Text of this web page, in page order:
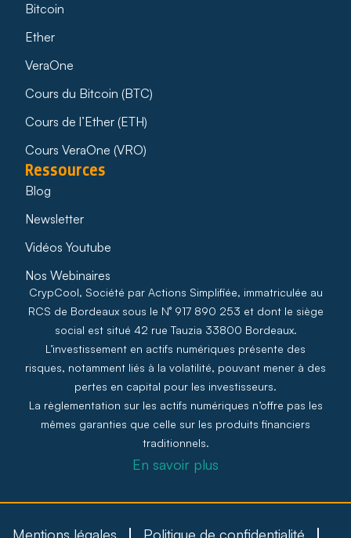
Bitcoin
Ether
VeraOne
Cours du Bitcoin (BTC)
Cours de l’Ether (ETH)
Cours VeraOne (VRO)
Ressources
Blog
Newsletter
Vidéos Youtube
Nos Webinaires
CrypCool, Société par Actions Simplifiée, immatriculée au
RCS de Bordeaux sous le N° 917 890 253 et dont le siège
social est situé 42 rue Tauzia 33800 Bordeaux.
L’investissement en actifs numériques présente des
risques, notamment liés à la volatilité, pouvant mener à des
pertes en capital pour les investisseurs.
La règlementation sur les actifs numériques n’offre pas les
mêmes garanties que celle sur les produits financiers
traditionnels.
En savoir plus
Mentions légales Politique de confidentialité